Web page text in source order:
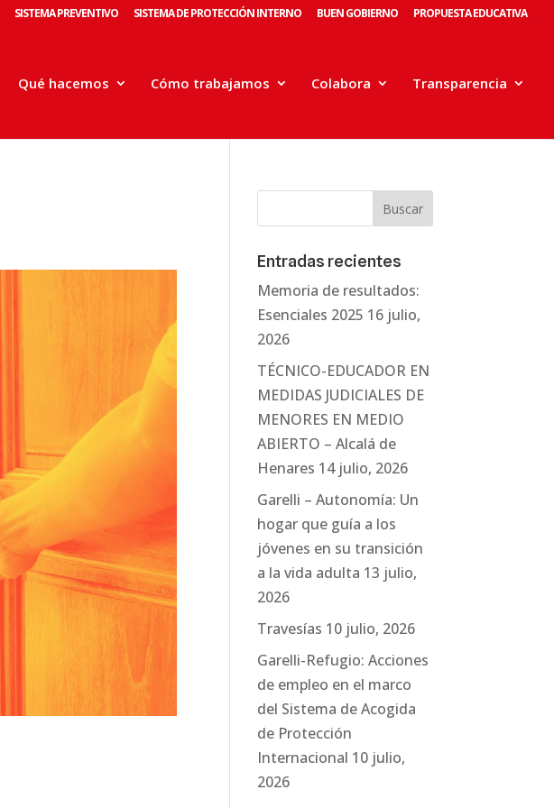
SISTEMA PREVENTIVO SISTEMA DE PROTECCIÓN INTERNO BUEN GOBIERNO PROPUESTA EDUCATIVA
Qué hacemos Cómo trabajamos Colabora Transparencia
Entradas recientes
Memoria de resultados:
Esenciales 2025 16 julio,
2026
TÉCNICO-EDUCADOR EN
MEDIDAS JUDICIALES DE
MENORES EN MEDIO
ABIERTO – Alcalá de
Henares 14 julio, 2026
Garelli – Autonomía: Un
hogar que guía a los
jóvenes en su transición
a la vida adulta 13 julio,
2026
Travesías 10 julio, 2026
Garelli-Refugio: Acciones
de empleo en el marco
del Sistema de Acogida
de Protección
Internacional 10 julio,
2026